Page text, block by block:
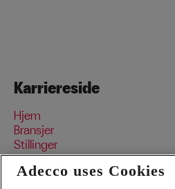
Karriereside
Hjem
Bransjer
Stillinger
Data og personvern
Adecco uses Cookies